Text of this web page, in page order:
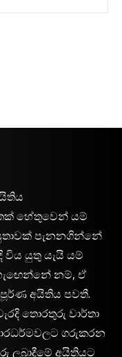
හේතුවෙන් යම්
පැනනගින්නේ
යුතු යැයි යම්
නම්, ඒ
අයිතිය පවතී.
තොරතුරු වාර්තා
ගරුකරන
ලබාදීමේ අයිතියට